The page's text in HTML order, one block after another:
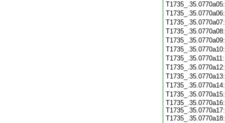
T1735_.35.0770a16:
T1735_.35.0770a17: